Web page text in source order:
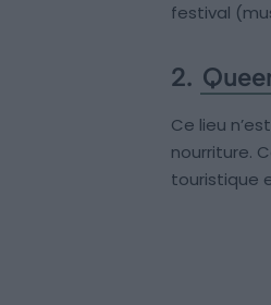
festival
2.
Ce lieu
nourriture.
touristique